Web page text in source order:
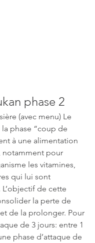
phase 2
(avec menu) Le
phase “coup de
à une alimentation
notamment pour
les vitamines,
qui lui sont
de cette
la perte de
de la prolonger. Pour
de 3 jours: entre 1
phase d’attaque de